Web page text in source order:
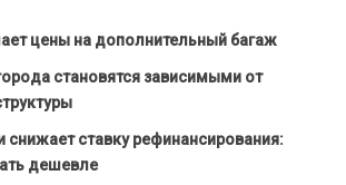
цены на дополнительный багаж
становятся зависимыми от
снижает ставку рефинансирования:
дешевле